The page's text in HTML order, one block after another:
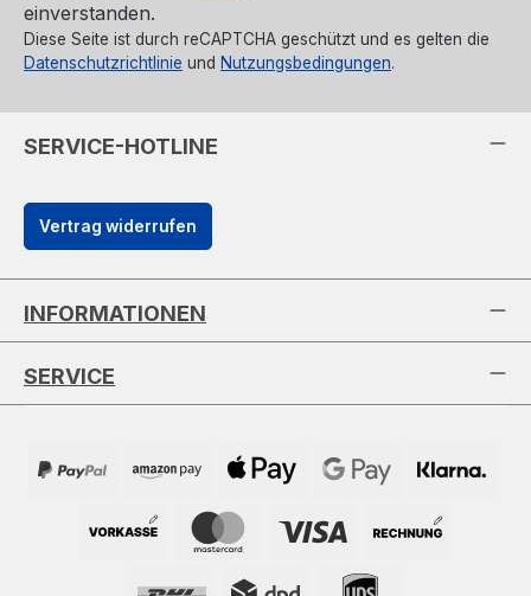
einverstanden.
Diese Seite ist durch reCAPTCHA geschützt und es gelten die
Datenschutzrichtlinie und Nutzungsbedingungen.
SERVICE-HOTLINE
Vertrag widerrufen
INFORMATIONEN
SERVICE